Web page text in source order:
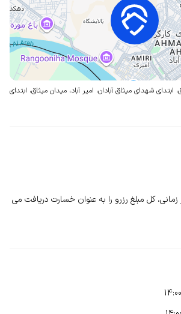
ابتدای شهدای میثاق آبادان، امیر آباد، میدان میثاق، ابتدای
کل مبلغ رزرو را به عنوان خسارت دریافت می
14:00